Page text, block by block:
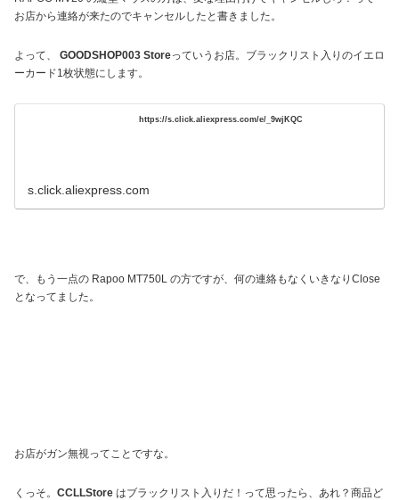
お店から連絡が来たのでキャンセルしたと書きました。
よって、 GOODSHOP003 Storeっていうお店。ブラックリスト入りのイエロ
ーカード1枚状態にします。
https://s.click.aliexpress.com/e/_9wjKQC
s.click.aliexpress.com
で、もう一点の Rapoo MT750L の方ですが、何の連絡もなくいきなりClose
となってました。
お店がガン無視ってことですな。
くっそ。 CCLLStore はブラックリスト入りだ！って思ったら、あれ？商品ど